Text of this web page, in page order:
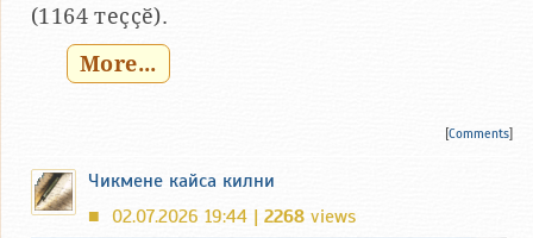
(1164 теҫҫӗ).
More...
[Comments]
Чикмене кайса килни
■ 02.07.2026 19:44 | 2268 views